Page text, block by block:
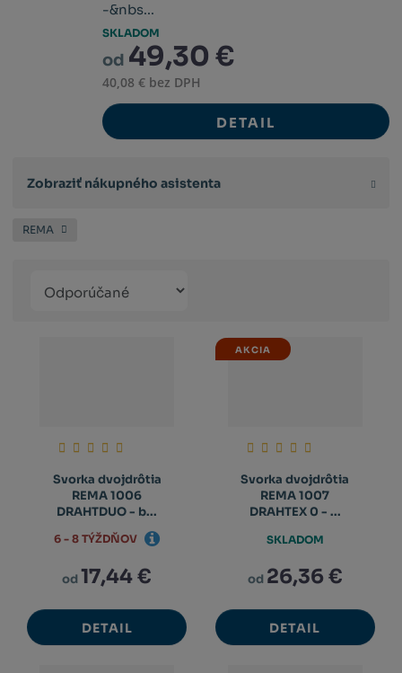
-&nbs...
SKLADOM
od 49,30 €
40,08 € bez DPH
DETAIL
Zobraziť nákupného asistenta
REMA
produktů
Svorka dvojdrôtia
REMA 1006
DRAHTDUO - b...
od17,44 €
DETAIL
6 - 8 TÝŽDŇOV
AKCIA
Svorka dvojdrôtia
REMA 1007
DRAHTEX 0 - ...
od 26,36 €
DETAIL
SKLADOM